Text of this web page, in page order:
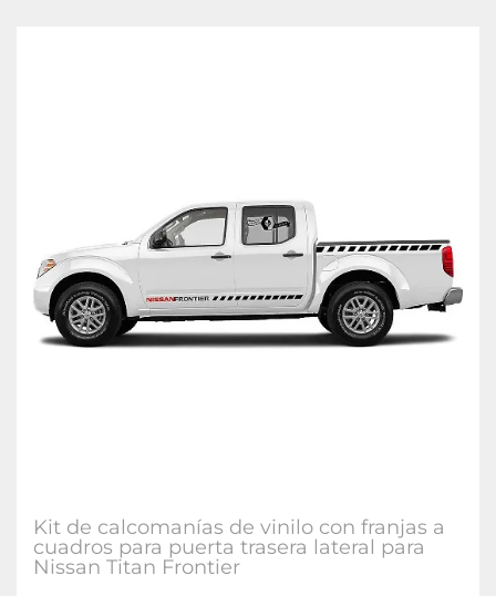
Kit de calcomanías de vinilo con franjas a
cuadros para puerta trasera lateral para
Nissan Titan Frontier